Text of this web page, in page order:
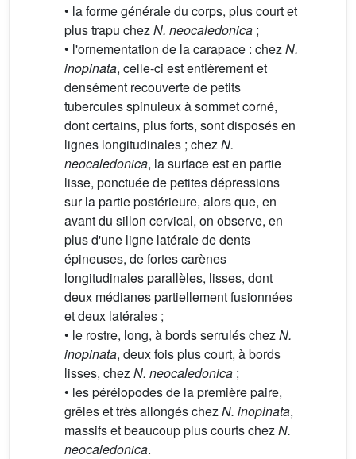
• la forme générale du corps, plus court et
plus trapu chez N. neocaledonica ;
• l'ornementation de la carapace : chez N.
inopinata, celle-ci est entièrement et
densément recouverte de petits
tubercules spinuleux à sommet corné,
dont certains, plus forts, sont disposés en
lignes longitudinales ; chez N.
neocaledonica, la surface est en partie
lisse, ponctuée de petites dépressions
sur la partie postérieure, alors que, en
avant du sillon cervical, on observe, en
plus d'une ligne latérale de dents
épineuses, de fortes carènes
longitudinales parallèles, lisses, dont
deux médianes partiellement fusionnées
et deux latérales ;
• le rostre, long, à bords serrulés chez N.
inopinata, deux fois plus court, à bords
lisses, chez N. neocaledonica ;
• les péréiopodes de la première paire,
grêles et très allongés chez N. inopinata,
massifs et beaucoup plus courts chez N.
neocaledonica.